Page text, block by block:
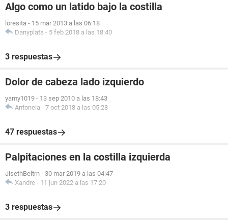
Algo como un latido bajo la costilla
loresita - 15 mar 2013 a las 06:18
Danyplata - 5 feb 2018 a las 18:40
3 respuestas
Dolor de cabeza lado izquierdo
yamy1019 - 13 sep 2010 a las 18:43
Antonela - 7 oct 2018 a las 05:28
47 respuestas
Palpitaciones en la costilla izquierda
JisethBeltrn - 30 mar 2019 a las 04:47
Xandre - 11 jun 2022 a las 17:20
3 respuestas